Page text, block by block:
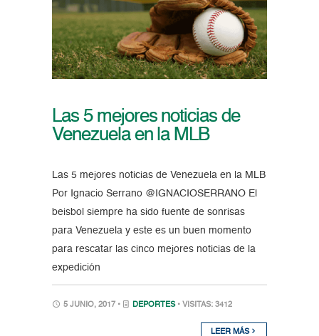
Las 5 mejores noticias de
Venezuela en la MLB
Las 5 mejores noticias de Venezuela en la MLB
Por Ignacio Serrano @IGNACIOSERRANO El
beisbol siempre ha sido fuente de sonrisas
para Venezuela y este es un buen momento
para rescatar las cinco mejores noticias de la
expedición
5 JUNIO, 2017 • DEPORTES • VISITAS: 3412
LEER MÁS